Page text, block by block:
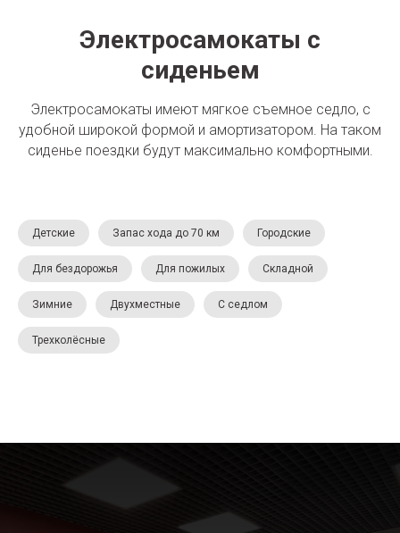
Электросамокаты с
сиденьем
Электросамокаты имеют мягкое съемное седло, с
удобной широкой формой и амортизатором. На таком
сиденье поездки будут максимально комфортными.
Детские Запас хода до 70 км Городские
Для бездорожья Для пожилых Складной
Зимние Двухместные С седлом
Трехколёсные